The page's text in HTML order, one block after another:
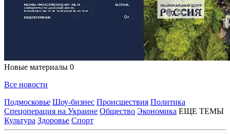
Новые материалы 0
Все новости
Подмосковье Шоу-бизнес Происшествия Политика
Спецоперация на Украине Общество Экономика ЕЩЕ ТЕМЫ
Культура Здоровье Спорт